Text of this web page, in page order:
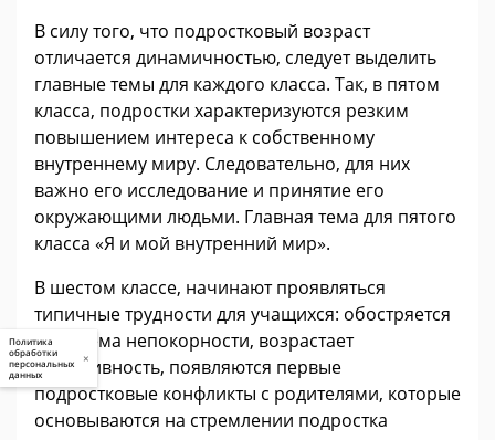
В силу того, что подростковый возраст
отличается динамичностью, следует выделить
главные темы для каждого класса. Так, в пятом
класса, подростки характеризуются резким
повышением интереса к собственному
внутреннему миру. Следовательно, для них
важно его исследование и принятие его
окружающими людьми. Главная тема для пятого
класса «Я и мой внутренний мир».
В шестом классе, начинают проявляться
типичные трудности для учащихся: обостряется
проблема непокорности, возрастает
агрессивность, появляются первые
подростковые конфликты с родителями, которые
основываются на стремлении подростка
Политика
обработки
персональных
данных
×